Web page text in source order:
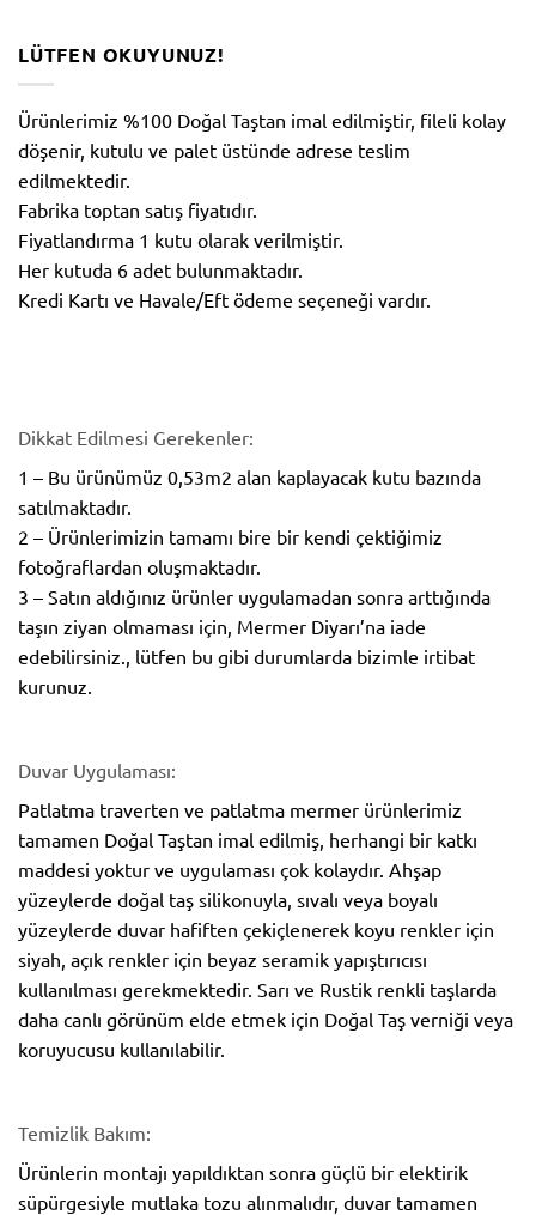
LÜTFEN OKUYUNUZ!
Ürünlerimiz %100 Doğal Taştan imal edilmiştir, fileli kolay
döşenir, kutulu ve palet üstünde adrese teslim
edilmektedir.
Fabrika toptan satış fiyatıdır.
Fiyatlandırma 1 kutu olarak verilmiştir.
Her kutuda 6 adet bulunmaktadır.
Kredi Kartı ve Havale/Eft ödeme seçeneği vardır.
Dikkat Edilmesi Gerekenler:
1 – Bu ürünümüz 0,53m2 alan kaplayacak kutu bazında
satılmaktadır.
2 – Ürünlerimizin tamamı bire bir kendi çektiğimiz
fotoğraflardan oluşmaktadır.
3 – Satın aldığınız ürünler uygulamadan sonra arttığında
taşın ziyan olmaması için, Mermer Diyarı’na iade
edebilirsiniz., lütfen bu gibi durumlarda bizimle irtibat
kurunuz.
Duvar Uygulaması:
Patlatma traverten ve patlatma mermer ürünlerimiz
tamamen Doğal Taştan imal edilmiş, herhangi bir katkı
maddesi yoktur ve uygulaması çok kolaydır. Ahşap
yüzeylerde doğal taş silikonuyla, sıvalı veya boyalı
yüzeylerde duvar hafiften çekiçlenerek koyu renkler için
siyah, açık renkler için beyaz seramik yapıştırıcısı
kullanılması gerekmektedir. Sarı ve Rustik renkli taşlarda
daha canlı görünüm elde etmek için Doğal Taş verniği veya
koruyucusu kullanılabilir.
Temizlik Bakım:
Ürünlerin montajı yapıldıktan sonra güçlü bir elektirik
süpürgesiyle mutlaka tozu alınmalıdır, duvar tamamen